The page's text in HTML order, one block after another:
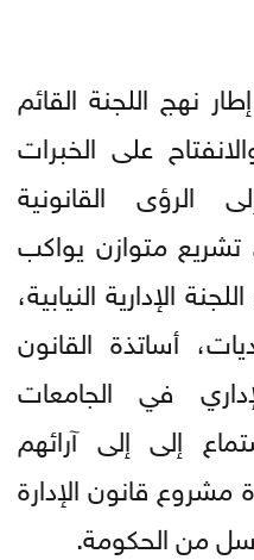
نهج اللجنة القائم
على الخبرات
الرؤى القانونية
متوازن يواكب
الإدارية النيابية،
أساتذة القانون
في الجامعات
إلى إلى آرائهم
قانون الإدارة